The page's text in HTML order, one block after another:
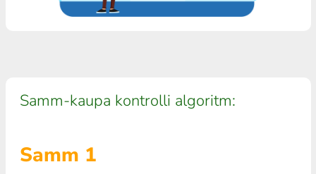
Samm-kaupa kontrolli algoritm:
Samm 1